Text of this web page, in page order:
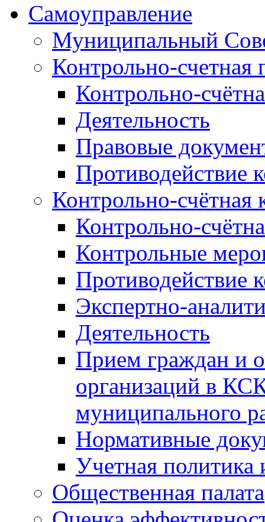
Самоуправление
Муниципальный
Контрольно-счетная
Контрольно-
Деятельность
Правовые
Противодействие
Контрольно-счётная
Контрольно-
Контрольные
Противодействие
Экспертно-
Деятельность
Прием граждан и
организаций в
муниципального
Нормативные
Учетная политика
Общественная палата